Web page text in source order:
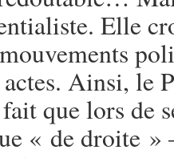
Elle
Ainsi, le
que lors de
« de droite »